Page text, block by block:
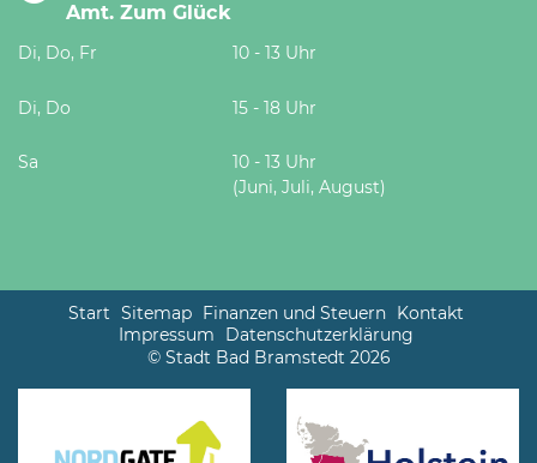
Amt. Zum Glück
Di, Do, Fr 10 - 13 Uhr
Di, Do 15 - 18 Uhr
Sa
10 - 13 Uhr
(Juni, Juli, August)
Start Sitemap Finanzen und Steuern Kontakt
Impressum
Datenschutzerklärung
© Stadt Bad Bramstedt 2026